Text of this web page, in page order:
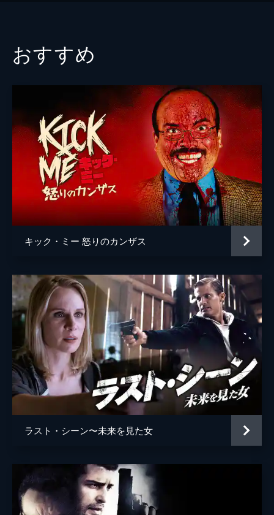
音楽
製作 シモ・ペレス
おすすめ
キック・ミー 怒りのカンザス
ラスト・シーン〜未来を見た女